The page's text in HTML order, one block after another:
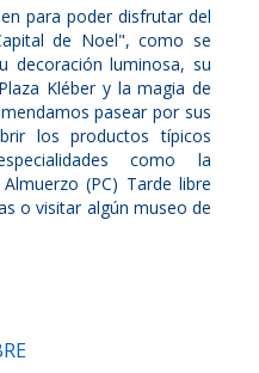
para poder disfrutar del
de Noel", como se
decoración luminosa, su
Kléber y la magia de
pasear por sus
los productos típicos
como la
(PC) Tarde libre
o visitar algún museo de